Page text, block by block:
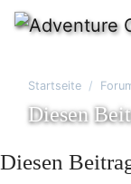
Startseite
Diesen
Diesen